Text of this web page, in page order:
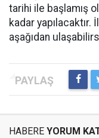
tarihi ile başlamış
kadar yapılacaktır.
aşağıdan
HABERE YORUM